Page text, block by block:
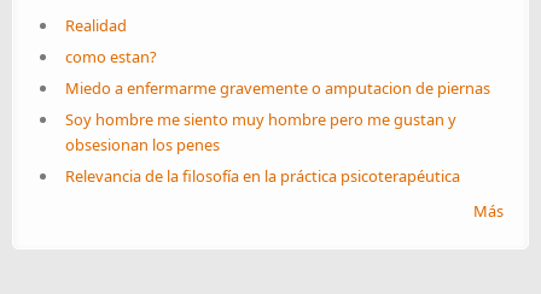
Realidad
como estan?
Miedo a enfermarme gravemente o amputacion de piernas
Soy hombre me siento muy hombre pero me gustan y
obsesionan los penes
Relevancia de la filosofía en la práctica psicoterapéutica
Más